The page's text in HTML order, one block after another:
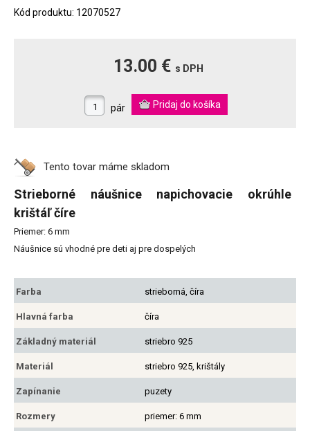
Kód produktu: 12070527
13.00 € s DPH
pár
Tento tovar máme skladom
Strieborné náušnice napichovacie okrúhle
krištáľ číre
Priemer: 6 mm
Náušnice sú vhodné pre deti aj pre dospelých
Farba strieborná, číra
Hlavná farba číra
Základný materiál striebro 925
Materiál striebro 925, krištály
Zapínanie puzety
Rozmery priemer: 6 mm